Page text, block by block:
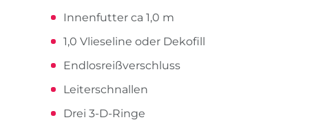
Innenfutter ca 1,0 m
1,0 Vlieseline oder Dekofill
Endlosreißverschluss
Leiterschnallen
Drei 3-D-Ringe